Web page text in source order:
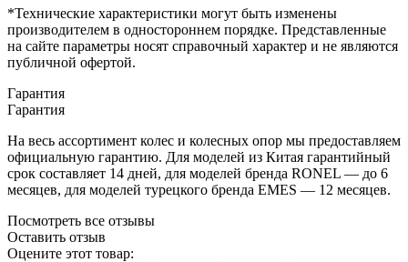
*Технические характеристики могут быть изменены
производителем в одностороннем порядке. Представленные
на сайте параметры носят справочный характер и не являются
публичной офертой.
Гарантия
Гарантия
На весь ассортимент колес и колесных опор мы предоставляем
официальную гарантию. Для моделей из Китая гарантийный
срок составляет 14 дней, для моделей бренда RONEL — до 6
месяцев, для моделей турецкого бренда EMES — 12 месяцев.
Посмотреть все отзывы
Оставить отзыв
Оцените этот товар: